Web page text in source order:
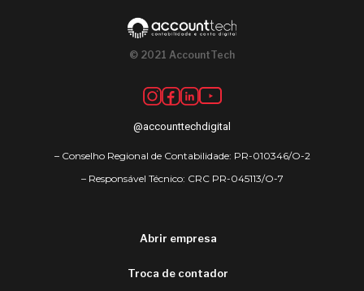
© 2021 AccountTech
@accounttechdigital
– Conselho Regional de Contabilidade: PR-010346/O-2
– Responsável Técnico: CRC PR-045113/O-7
Abrir empresa
Troca de contador